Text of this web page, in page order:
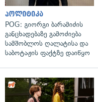
პოლიტიკა
POG: გიორგი ბარამიძის
განცხადებაზე გამოძიება
სამშობლოს ღალატისა და
საბოტაჟის ფაქტზე დაიწყო